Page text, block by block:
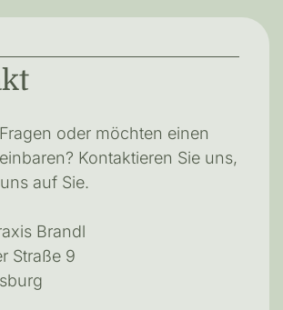
oder möchten einen
Kontaktieren Sie uns,
auf Sie.
Brandl
Straße 9